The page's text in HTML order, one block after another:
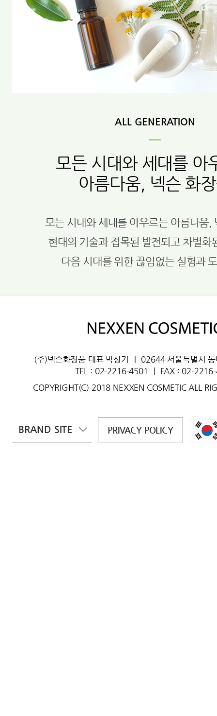
ALL GENERATION
모든 시대와 세대를 아
아름다움, 넥슨 화
모든 시대와 세대를 아우르는 아름다움,
현대의 기술과 접목된 발전되고 차별화
다음 시대를 위한 끊임없는 실험과
(주)넥슨화장품 대표 박상기
02644 서울특별시
TEL : 02-2216-4501
FAX : 02-
COPYRIGHT(C) 2018 NEXXEN COSMETIC ALL
BRAND SITE PRIVACY POLICY